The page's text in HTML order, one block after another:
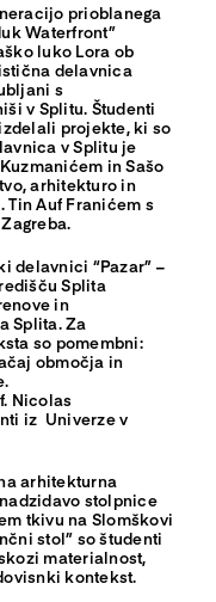
prioblanega
Waterfront”
luko Lora ob
delavnica
s
v Splitu. Študenti
projekte, ki so
v Splitu je
in Sašo
arhitekturo in
Tin Auf Franićem s
delavnici “Pazar” –
Splita
in
Splita. Za
so pomembni:
območja in
Nicolas
iz Univerze v
arhitekturna
stolpnice
tkivu na Slomškovi
stol” so študenti
materialnost,
kontekst.